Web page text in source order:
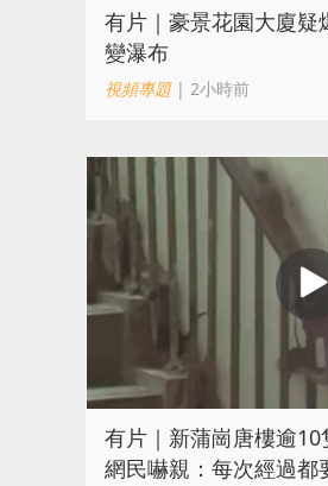
有片｜豪景花園大廈
變瀑布
視頻專題| 2小時前
有片｜新蒲崗唐樓逾
網民嚇親：每次經過都